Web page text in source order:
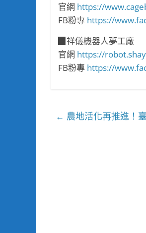
官網 https://
FB粉專 https://
▉祥儀機器人夢工廠
官網 https://
FB粉專 https://
← 農地活化再推進！